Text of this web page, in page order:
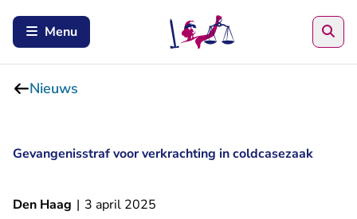
Menu
Nieuws
Gevangenisstraf voor verkrachting in coldcasezaak
Den Haag | 3 april 2025